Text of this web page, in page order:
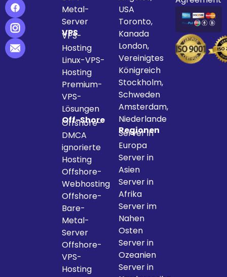
Metal-
Server
VPS
VPS-
Hosting
Linux-VPS-
Hosting
Premium-
VPS-
Lösungen
Off-Shore
Offshore-
DMCA
ignorierte
Hosting
Offshore-
Webhosting
Offshore-
Bare-
Metal-
Server
Offshore-
VPS-
Hosting
USA
Toronto,
Kanada
London,
Vereinigtes
Königreich
Stockholm,
Schweden
Amsterdam,
Niederlande
Regionen
Server in
Europa
Server in
Asien
Server in
Afrika
Server im
Nahen
Osten
Server in
Ozeanien
Server in